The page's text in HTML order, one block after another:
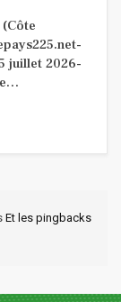
juillet 2026-
Et les pingbacks